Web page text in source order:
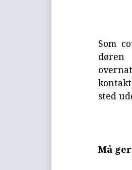
Som
døren
sted
Må